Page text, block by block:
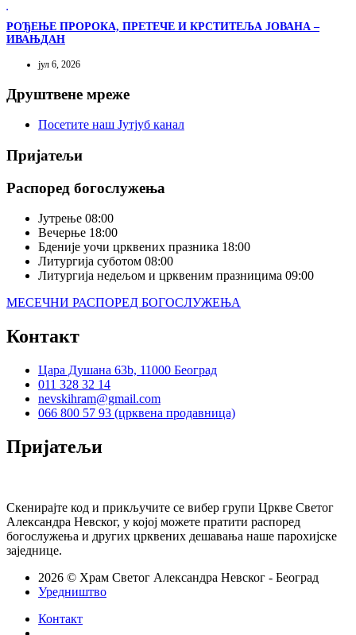
РОЂЕЊЕ ПРОРОКА, ПРЕТЕЧЕ И КРСТИТЕЉА ЈОВАНА –
ИВАЊДАН
јул 6, 2026
Друштвене мреже
Посетите наш Јутјуб канал
Пријатељи
Распоред богослужења
Јутрење 08:00
Вечерње 18:00
Бденије уочи црквених празника 18:00
Литургија суботом 08:00
Литургија недељом и црквеним празницима 09:00
МЕСЕЧНИ РАСПОРЕД БОГОСЛУЖЕЊА
Контакт
Цара Душана 63b, 11000 Београд
011 328 32 14
nevskihram@gmail.com
066 800 57 93 (црквена продавница)
Пријатељи
Скенирајте код и прикључите се вибер групи Цркве Светог
Александра Невског, у којој можете пратити распоред
богослужења и других црквених дешавања наше парохијске
заједнице.
2026 © Храм Светог Александра Невског - Београд
Уредништво
Контакт